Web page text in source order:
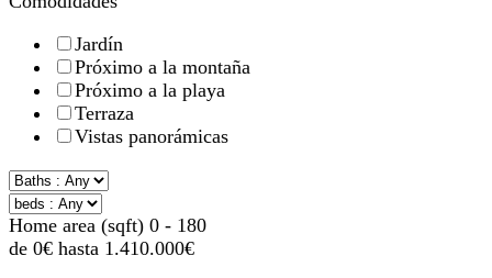
Jardín
Próximo a la montaña
Próximo a la playa
Terraza
Vistas panorámicas
Home area (sqft) 0 - 180
de 0€ hasta 1.410.000€